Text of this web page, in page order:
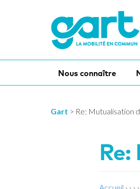
Nous connaître
Gart > Re: Mutualisation